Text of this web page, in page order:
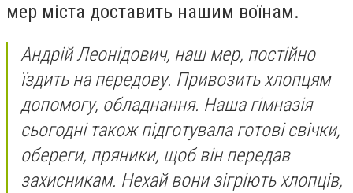
мер міста доставить нашим воїнам.
Андрій Леонідович, наш мер, постійно
їздить на передову. Привозить хлопцям
допомогу, обладнання. Наша гімназія
сьогодні також підготувала готові свічки,
обереги, пряники, щоб він передав
захисникам. Нехай вони зігріють хлопців,